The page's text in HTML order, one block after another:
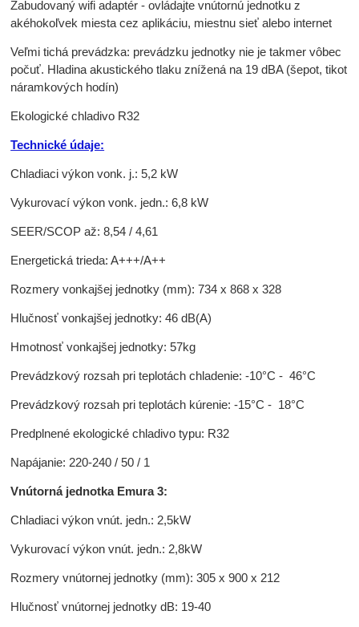
Zabudovaný wifi adaptér - ovládajte vnútornú jednotku z
akéhokoľvek miesta cez aplikáciu, miestnu sieť alebo internet
Veľmi tichá prevádzka: prevádzku jednotky nie je takmer vôbec
počuť. Hladina akustického tlaku znížená na 19 dBA (šepot, tikot
náramkových hodín)
Ekologické chladivo R32
Technické údaje:
Chladiaci výkon vonk. j.: 5,2 kW
Vykurovací výkon vonk. jedn.: 6,8 kW
SEER/SCOP až: 8,54 / 4,61
Energetická trieda: A+++/A++
Rozmery vonkajšej jednotky (mm): 734 x 868 x 328
Hlučnosť vonkajšej jednotky: 46 dB(A)
Hmotnosť vonkajšej jednotky: 57kg
Prevádzkový rozsah pri teplotách chladenie: -10°C - 46°C
Prevádzkový rozsah pri teplotách kúrenie: -15°C - 18°C
Predplnené ekologické chladivo typu: R32
Napájanie: 220-240 / 50 / 1
Vnútorná jednotka Emura 3:
Chladiaci výkon vnút. jedn.: 2,5kW
Vykurovací výkon vnút. jedn.: 2,8kW
Rozmery vnútornej jednotky (mm): 305 x 900 x 212
Hlučnosť vnútornej jednotky dB: 19-40